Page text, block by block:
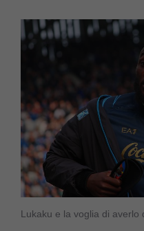
Lukaku e la voglia di averlo